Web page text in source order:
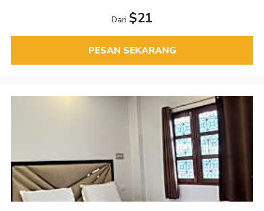
Dari $21
PESAN SEKARANG